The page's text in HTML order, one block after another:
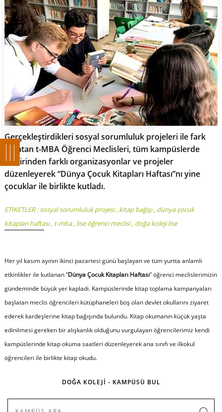
Gerçekleştirdikleri sosyal sorumluluk projeleri ile fark
yaratan t-MBA Öğrenci Meclisleri, tüm kampüslerde
birbirinden farklı organizasyonlar ve projeler
düzenleyerek “Dünya Çocuk Kitapları Haftası”nı yine
çocuklar ile birlikte kutladı.
ETİKETLER :sosyal sorumluluk projesi, kitap bağışı, dünya çocuk
kitapları haftası, t-mba, lise öğrenci meclisi, doğa koleji lise
Her yıl kasım ayının ikinci pazartesi günü başlayan ve tüm yurtta anlamlı
etkinlikler ile kutlanan “Dünya Çocuk Kitapları Haftası” öğrenci meclislerimizin
gündeminde büyük yer kapladı. Kampüslerinde kitap toplama kampanyaları
başlatan meclis öğrencileri kütüphaneleri boş olan devlet okullarını ziyaret
ederek kardeşlerine kitap bağışında bulundu. Kitap okumanın küçük yaşta
edinilmesi gereken bir alışkanlık olduğunu vurgulayan öğrencilerimiz kendi
kampüslerinde kitap okuma saatleri düzenleyerek ana sınıfı ve ilkokul
öğrencileri ile birlikte kitap okudu.
DOĞA KOLEJİ - KAMPÜSÜ BUL